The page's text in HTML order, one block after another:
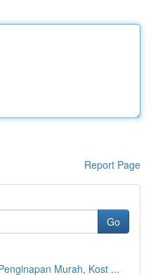
Report Page
Go
Murah, Kost ...